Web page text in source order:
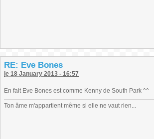
RE: Eve Bones
le 18 January 2013 - 16:57
En fait Eve Bones est comme Kenny de South Park ^^
Ton âme m'appartient même si elle ne vaut rien...